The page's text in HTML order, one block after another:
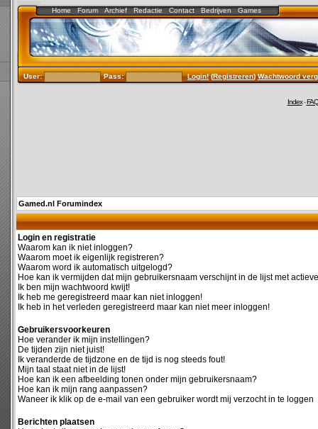
Home Forum Archief Redactie Contact Bedrijven Games
User: Pass: Login!(Registreren)Wachtwoord
Index-FAQ
Gamed.nl Forumindex
Login en registratie
Waarom kan ik niet inloggen?
Waarom moet ik eigenlijk registreren?
Waarom word ik automatisch uitgelogd?
Hoe kan ik vermijden dat mijn gebruikersnaam verschijnt in de lijst met
Ik ben mijn wachtwoord kwijt!
Ik heb me geregistreerd maar kan niet inloggen!
Ik heb in het verleden geregistreerd maar kan niet meer inloggen!
Gebruikersvoorkeuren
Hoe verander ik mijn instellingen?
De tijden zijn niet juist!
Ik veranderde de tijdzone en de tijd is nog steeds fout!
Mijn taal staat niet in de lijst!
Hoe kan ik een afbeelding tonen onder mijn gebruikersnaam?
Hoe kan ik mijn rang aanpassen?
Waneer ik klik op de e-mail van een gebruiker wordt mij verzocht in te loggen
Berichten plaatsen